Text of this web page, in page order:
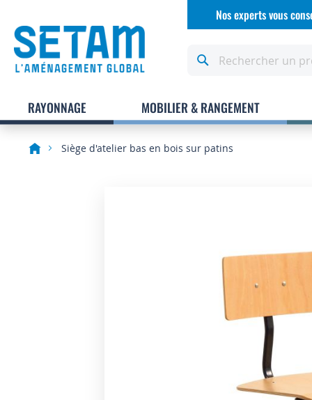
AllezNos experts vous
RAYONNAGE MOBILIER & RANGEMENT
Siège d'atelier bas en bois sur patins